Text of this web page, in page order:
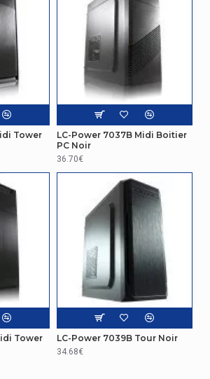
carte mère supporté ATX
3.5"
"internes 1
Non
externes 1
maison/bureau
de CPU 13,5 cm
graphique
Micro Tower
Tower
LC-Power 7037B Midi Boitier
PC Noir
36.70€
Tower
LC-Power 7039B Tour Noir
34.68€